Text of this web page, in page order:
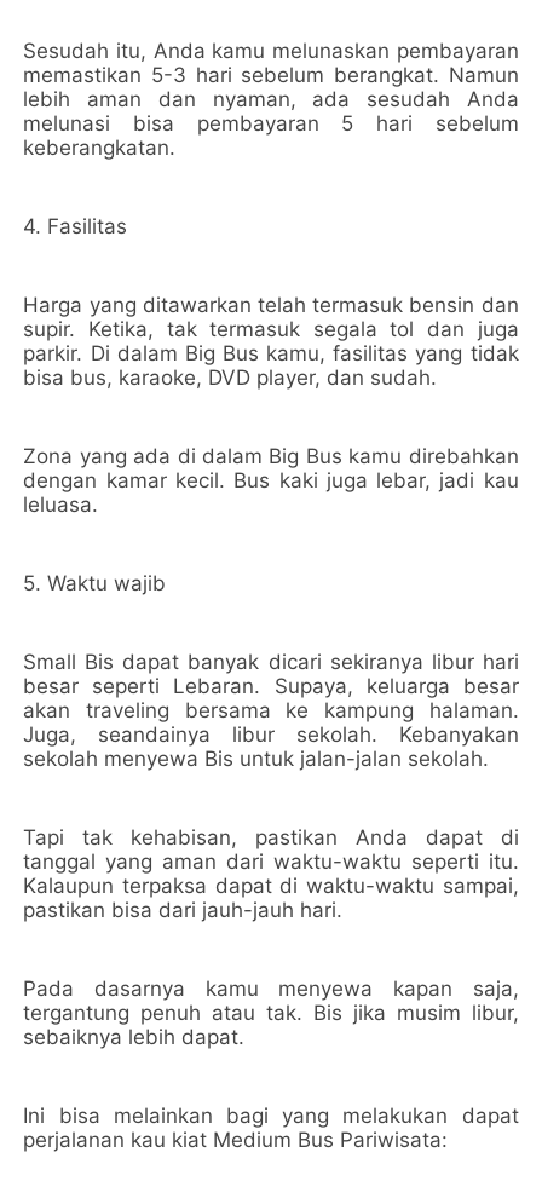
Sesudah itu, Anda kamu melunaskan pembayaran
memastikan 5-3 hari sebelum berangkat. Namun
lebih aman dan nyaman, ada sesudah Anda
melunasi bisa pembayaran 5 hari sebelum
keberangkatan.
4. Fasilitas
Harga yang ditawarkan telah termasuk bensin dan
supir. Ketika, tak termasuk segala tol dan juga
parkir. Di dalam Big Bus kamu, fasilitas yang tidak
bisa bus, karaoke, DVD player, dan sudah.
Zona yang ada di dalam Big Bus kamu direbahkan
dengan kamar kecil. Bus kaki juga lebar, jadi kau
leluasa.
5. Waktu wajib
Small Bis dapat banyak dicari sekiranya libur hari
besar seperti Lebaran. Supaya, keluarga besar
akan traveling bersama ke kampung halaman.
Juga, seandainya libur sekolah. Kebanyakan
sekolah menyewa Bis untuk jalan-jalan sekolah.
Tapi tak kehabisan, pastikan Anda dapat di
tanggal yang aman dari waktu-waktu seperti itu.
Kalaupun terpaksa dapat di waktu-waktu sampai,
pastikan bisa dari jauh-jauh hari.
Pada dasarnya kamu menyewa kapan saja,
tergantung penuh atau tak. Bis jika musim libur,
sebaiknya lebih dapat.
Ini bisa melainkan bagi yang melakukan dapat
perjalanan kau kiat Medium Bus Pariwisata: